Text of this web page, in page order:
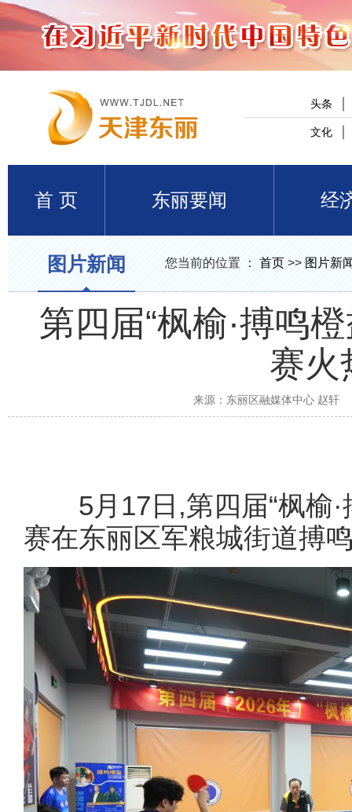
头条
文化
首 页 东丽要闻 经
图片新闻 您当前的位置 ： 首页 >> 图片新
第四届“枫榆·搏鸣
赛火
来源： 东丽区融媒体中心 赵轩
5月17日,第四届“枫榆
赛在东丽区军粮城街道搏